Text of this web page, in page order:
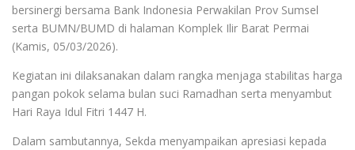
bersinergi bersama Bank Indonesia Perwakilan Prov Sumsel
serta BUMN/BUMD di halaman Komplek Ilir Barat Permai
(Kamis, 05/03/2026).
Kegiatan ini dilaksanakan dalam rangka menjaga stabilitas harga
pangan pokok selama bulan suci Ramadhan serta menyambut
Hari Raya Idul Fitri 1447 H.
Dalam sambutannya, Sekda menyampaikan apresiasi kepada